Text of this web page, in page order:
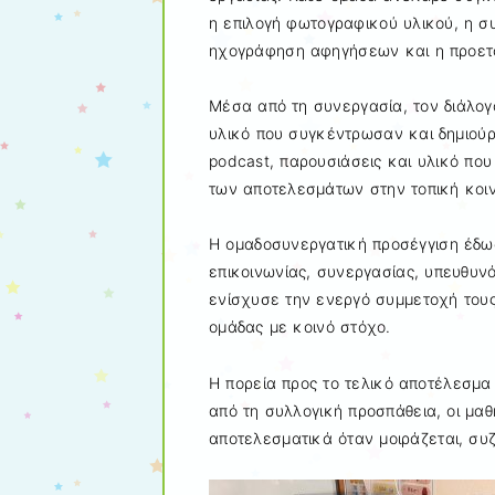
η επιλογή φωτογραφικού υλικού, η
ηχογράφηση αφηγήσεων και η
Μέσα από τη συνεργασία, τον
υλικό που συγκέντρωσαν και
podcast, παρουσιάσεις και υλικό
των αποτελεσμάτων στην τοπική
Η ομαδοσυνεργατική προσέγγιση
επικοινωνίας, συνεργασίας,
ενίσχυσε την ενεργό συμμετοχή
ομάδας με κοινό στόχο.
Η πορεία προς το τελικό
από τη συλλογική προσπάθεια, οι
αποτελεσματικά όταν μοιράζεται,